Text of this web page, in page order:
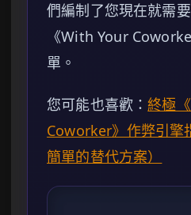
們編制了您現在就需
《With Your
單。
您可能也喜歡：終極
Coworker》作弊引擎
簡單的替代方案）